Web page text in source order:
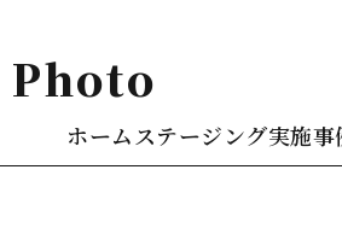
photo
ホームステージング実施事